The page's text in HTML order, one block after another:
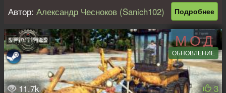
Подробнее
Автор: Александр Чесноков (Sanich102)
МОД
ОБНОВЛЕНИЕ
11.7k 3